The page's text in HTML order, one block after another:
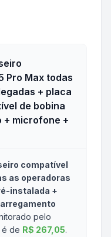
Pro Max todas
+ placa
de bobina
+ microfone +
compatível
as operadoras
instalada +
pelo
é de R$ 267,05.